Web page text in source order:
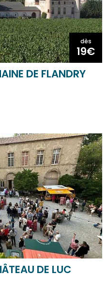
dès
19€
DE FLANDRY
DE LUC